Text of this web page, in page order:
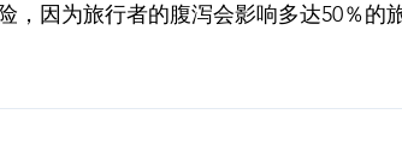
因为旅行者的腹泻会影响多达50％的旅
心和呕吐的自我治疗药物。TravelVax
到这些问题。